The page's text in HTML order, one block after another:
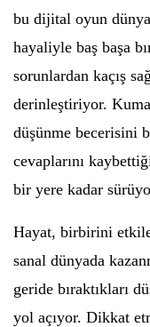
bu dijital oyun
hayaliyle baş başa
sorunlardan kaçış
derinleştiriyor.
düşünme becerisini
cevaplarını
bir yere kadar
Hayat, birbirini
sanal dünyada
geride bıraktıkları
yol açıyor. Dikkat